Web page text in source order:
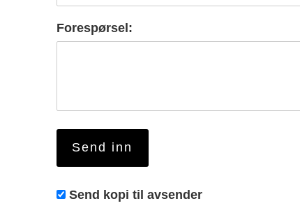
Forespørsel:
Send kopi til avsender